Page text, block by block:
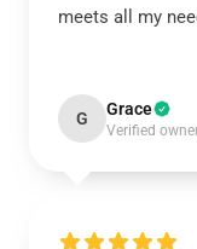
meets all my
G Grace
Verified